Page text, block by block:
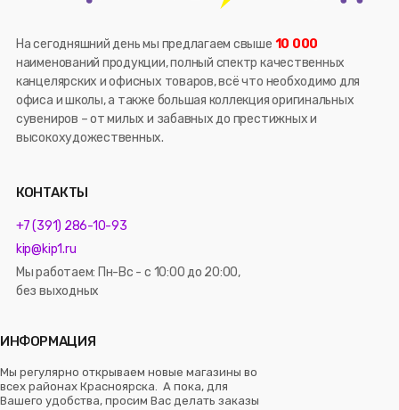
На сегодняшний день мы предлагаем свыше 10 000
наименований продукции, полный спектр качественных
канцелярских и офисных товаров, всё что необходимо для
офиса и школы, а также большая коллекция оригинальных
сувениров – от милых и забавных до престижных и
высокохудожественных.
КОНТАКТЫ
+7 (391) 286-10-93
kip@kip1.ru
Мы работаем: Пн-Вс - с 10:00 до 20:00,
без выходных
ИНФОРМАЦИЯ
Мы регулярно открываем новые магазины во
всех районах Красноярска. А пока, для
Вашего удобства, просим Вас делать заказы